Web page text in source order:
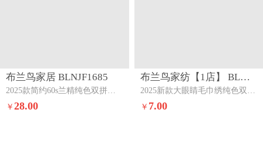
布兰鸟家居 BLNJF1685
2025款简约60s兰精纯色双拼单品枕套半个蜜桃
￥28.00
布兰鸟家纺【1店】 BLNJF1859
2025新款大眼睛毛巾绣纯色双拼水洗棉单品单枕套家用学生宿舍单件柔粉奶昔（眼睛款）
￥ 7.00